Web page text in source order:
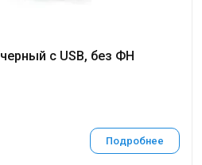
с USB, без ФН
Подробнее